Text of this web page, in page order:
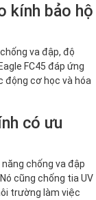
kính bảo hộ
va đập, độ
FC45 đáp ứng
động cơ học và hóa
có ưu
chống va đập
cũng chống tia UV
trường làm việc